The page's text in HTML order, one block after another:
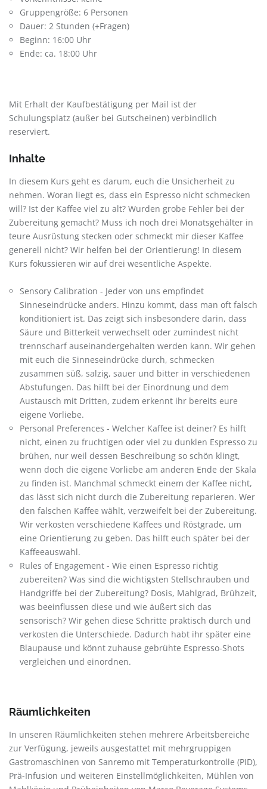
Gruppengröße: 6 Personen
Dauer: 2 Stunden (+Fragen)
Beginn: 16:00 Uhr
Ende: ca. 18:00 Uhr
Mit Erhalt der Kaufbestätigung per Mail ist der
Schulungsplatz (außer bei Gutscheinen) verbindlich
reserviert.
Inhalte
In diesem Kurs geht es darum, euch die Unsicherheit zu
nehmen. Woran liegt es, dass ein Espresso nicht schmecken
will? Ist der Kaffee viel zu alt? Wurden grobe Fehler bei der
Zubereitung gemacht? Muss ich noch drei Monatsgehälter in
teure Ausrüstung stecken oder schmeckt mir dieser Kaffee
generell nicht? Wir helfen bei der Orientierung! In diesem
Kurs fokussieren wir auf drei wesentliche Aspekte.
Sensory Calibration - Jeder von uns empfindet
Sinneseindrücke anders. Hinzu kommt, dass man oft falsch
konditioniert ist. Das zeigt sich insbesondere darin, dass
Säure und Bitterkeit verwechselt oder zumindest nicht
trennscharf auseinandergehalten werden kann. Wir gehen
mit euch die Sinneseindrücke durch, schmecken
zusammen süß, salzig, sauer und bitter in verschiedenen
Abstufungen. Das hilft bei der Einordnung und dem
Austausch mit Dritten, zudem erkennt ihr bereits eure
eigene Vorliebe.
Personal Preferences - Welcher Kaffee ist deiner? Es hilft
nicht, einen zu fruchtigen oder viel zu dunklen Espresso zu
brühen, nur weil dessen Beschreibung so schön klingt,
wenn doch die eigene Vorliebe am anderen Ende der Skala
zu finden ist. Manchmal schmeckt einem der Kaffee nicht,
das lässt sich nicht durch die Zubereitung reparieren. Wer
den falschen Kaffee wählt, verzweifelt bei der Zubereitung.
Wir verkosten verschiedene Kaffees und Röstgrade, um
eine Orientierung zu geben. Das hilft euch später bei der
Kaffeeauswahl.
Rules of Engagement - Wie einen Espresso richtig
zubereiten? Was sind die wichtigsten Stellschrauben und
Handgriffe bei der Zubereitung? Dosis, Mahlgrad, Brühzeit,
was beeinflussen diese und wie äußert sich das
sensorisch? Wir gehen diese Schritte praktisch durch und
verkosten die Unterschiede. Dadurch habt ihr später eine
Blaupause und könnt zuhause gebrühte Espresso-Shots
vergleichen und einordnen.
Räumlichkeiten
In unseren Räumlichkeiten stehen mehrere Arbeitsbereiche
zur Verfügung, jeweils ausgestattet mit mehrgruppigen
Gastromaschinen von Sanremo mit Temperaturkontrolle (PID),
Prä-Infusion und weiteren Einstellmöglichkeiten, Mühlen von